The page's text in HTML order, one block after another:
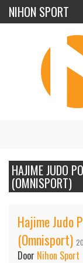
NIHON SPORT
HAJIME JUDO
(OMNISPORT)
Hajime Judo
(Omnisport)
Door Nihon Sport